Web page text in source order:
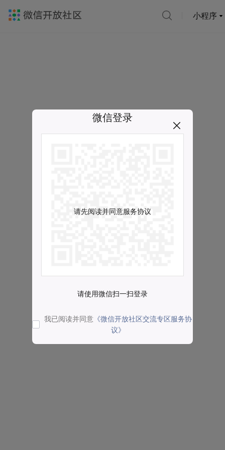
小程序
微信登录
请先阅读并同意服务协议
请使用微信扫一扫登录
我已阅读并同意 《微信开放社区交流专区服务协
议》